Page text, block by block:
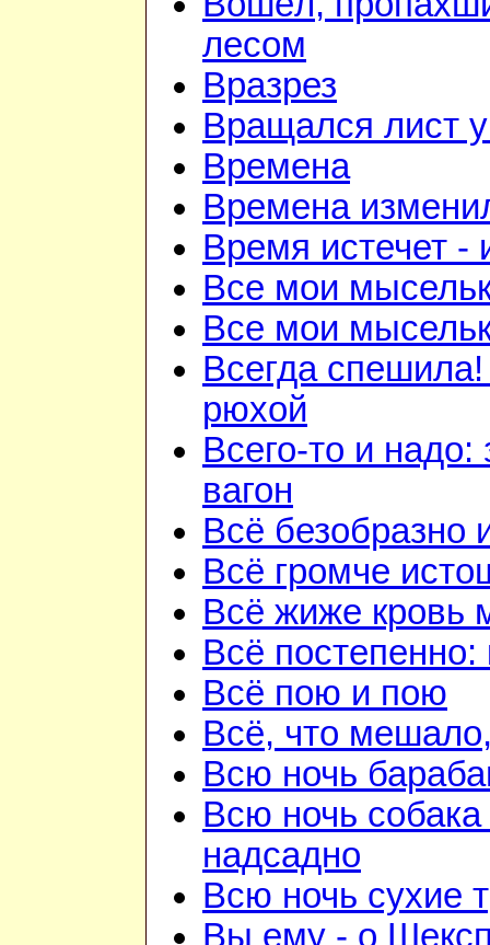
лесом
Вразрез
Вращался лист
Времена
Времена
Время истечет -
Все мои
Все мои
Всегда
рюхой
Всего-то и надо:
вагон
Всё безобразно
Всё громче
Всё жиже кровь
Всё постепенно:
Всё пою и пою
Всё, что
Всю ночь
Всю ночь
надсадно
Всю ночь сухие
Вы ему - о